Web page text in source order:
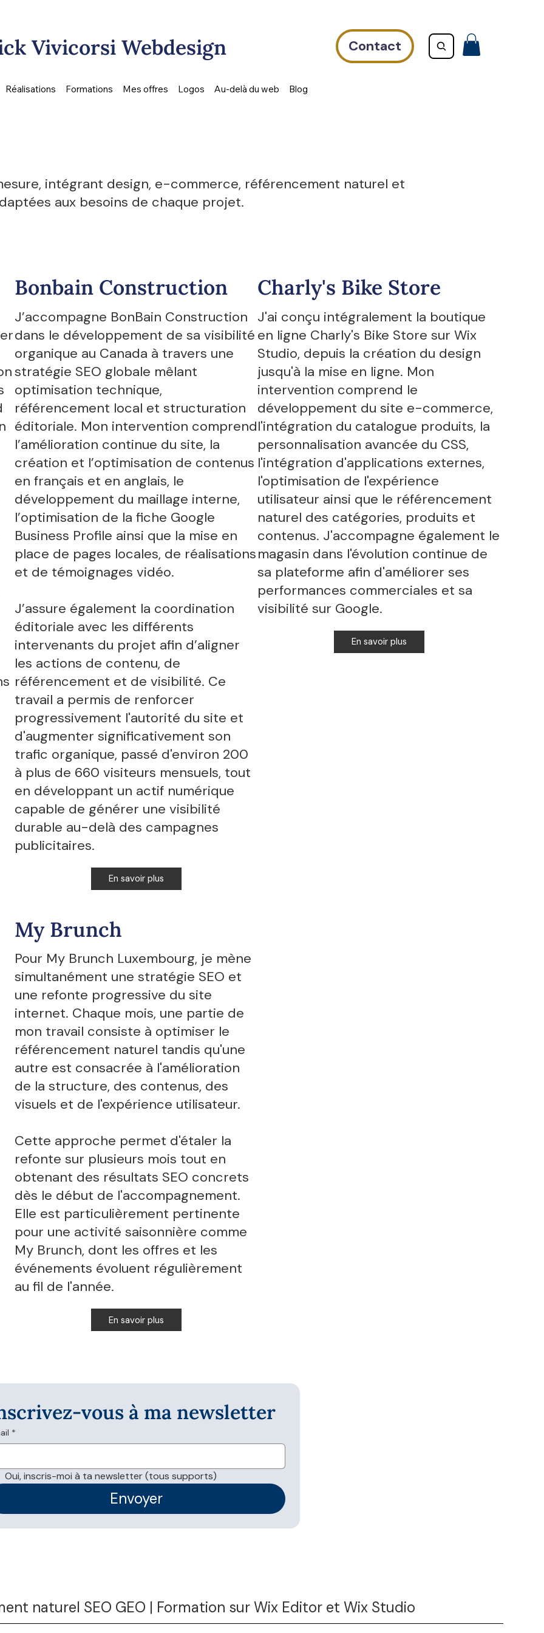
Vivicorsi Webdesign Contact
Réalisations Formations Mes offres Logos Au-delà du web Blog
intégrant design, e-commerce, référencement naturel et
aux besoins de chaque projet.
Bonbain Construction
J’accompagne BonBain Construction
dans le développement de sa visibilité
organique au Canada à travers une
stratégie SEO globale mêlant
optimisation technique,
référencement local et structuration
éditoriale. Mon intervention comprend
l’amélioration continue du site, la
création et l’optimisation de contenus
en français et en anglais, le
développement du maillage interne,
l’optimisation de la fiche Google
Business Profile ainsi que la mise en
place de pages locales, de réalisations
et de témoignages vidéo.
J’assure également la coordination
éditoriale avec les différents
intervenants du projet afin d’aligner
les actions de contenu, de
référencement et de visibilité. Ce
travail a permis de renforcer
progressivement l'autorité du site et
d'augmenter significativement son
trafic organique, passé d'environ 200
à plus de 660 visiteurs mensuels, tout
en développant un actif numérique
capable de générer une visibilité
durable au-delà des campagnes
publicitaires.
En savoir plus
Charly's Bike Store
J'ai conçu intégralement la boutique
en ligne Charly's Bike Store sur Wix
Studio, depuis la création du design
jusqu'à la mise en ligne. Mon
intervention comprend le
développement du site e-commerce,
l'intégration du catalogue produits, la
personnalisation avancée du CSS,
l'intégration d'applications externes,
l'optimisation de l'expérience
utilisateur ainsi que le référencement
naturel des catégories, produits et
contenus. J'accompagne également le
magasin dans l'évolution continue de
sa plateforme afin d'améliorer ses
performances commerciales et sa
visibilité sur Google.
En savoir plus
My Brunch
Pour My Brunch Luxembourg, je mène
simultanément une stratégie SEO et
une refonte progressive du site
internet. Chaque mois, une partie de
mon travail consiste à optimiser le
référencement naturel tandis qu'une
autre est consacrée à l'amélioration
de la structure, des contenus, des
visuels et de l'expérience utilisateur.
Cette approche permet d'étaler la
refonte sur plusieurs mois tout en
obtenant des résultats SEO concrets
dès le début de l'accompagnement.
Elle est particulièrement pertinente
pour une activité saisonnière comme
My Brunch, dont les offres et les
événements évoluent régulièrement
au fil de l'année.
En savoir plus
vous à ma newsletter
*
Oui, inscris-moi à ta newsletter (tous supports)
Envoyer
naturel SEO GEO | Formation sur Wix Editor et Wix Studio